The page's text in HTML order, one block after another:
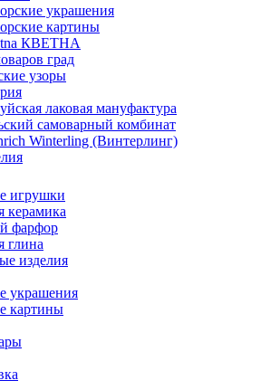
украшения
картины
КВЕТНА
град
узоры
лаковая мануфактура
самоварный комбинат
Winterling (Винтерлинг)
игрушки
керамика
фарфор
глина
изделия
украшения
картины